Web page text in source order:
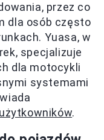
przez co
dla osób często
Yuasa, w
specjalizuje
dla motocykli
systemami
.